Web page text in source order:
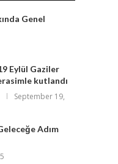
Genel
Eylül Gaziler
kutlandı
September 19,
Adım